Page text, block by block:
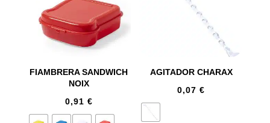
FIAMBRERA SANDWICH
NOIX
0,91 €
AGITADOR CHARAX
0,07€